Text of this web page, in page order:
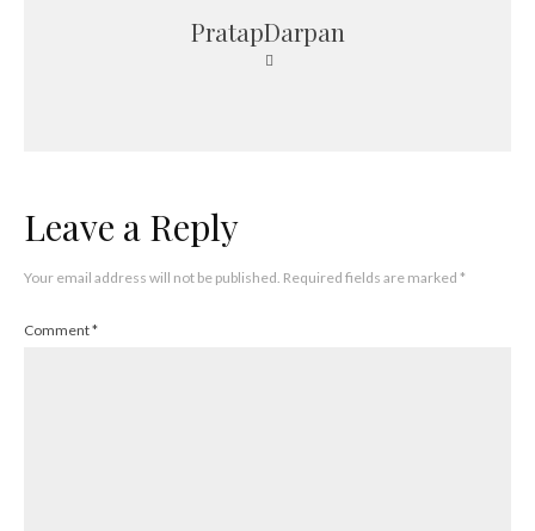
PratapDarpan
Leave a Reply
Your email address will not be published. Required fields are marked *
Comment*